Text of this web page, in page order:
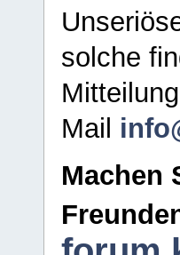
solche
Mail
Machen